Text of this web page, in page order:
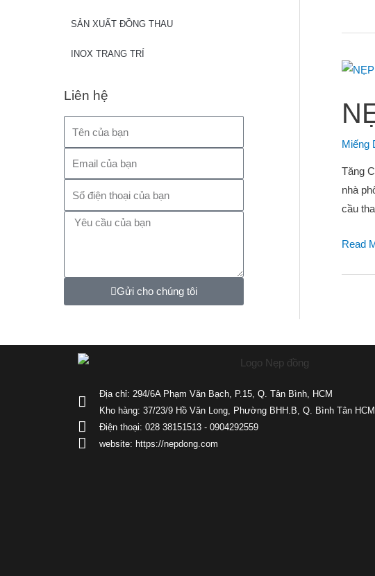
SẢN XUẤT ĐỒNG THAU
INOX TRANG TRÍ
Liên hệ
Gửi cho chúng tôi
Miếng
Tăng
nhà
cầu
Read
Địa chỉ: 294/6A Phạm Văn Bạch, P.15, Q. Tân Bình, HCM
Kho hàng: 37/23/9 Hồ Văn Long, Phường BHH.B, Q. Bình Tân HCM
Điện thoại: 028 38151513 - 0904292559
website: https://nepdong.com